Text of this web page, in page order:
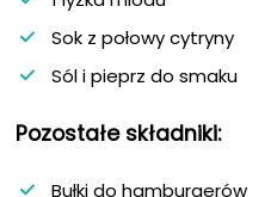
Sok z połowy cytryny
Sól i pieprz do smaku
Pozostałe składniki:
Bułki do hamburgerów